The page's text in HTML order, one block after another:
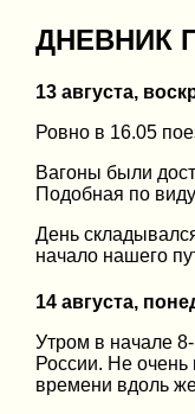
ДНЕВНИК
13 августа,
Ровно в 16.05
Вагоны были
Подобная по
День
начало нашего
14 августа,
Утром в начале
России. Не
времени вдоль